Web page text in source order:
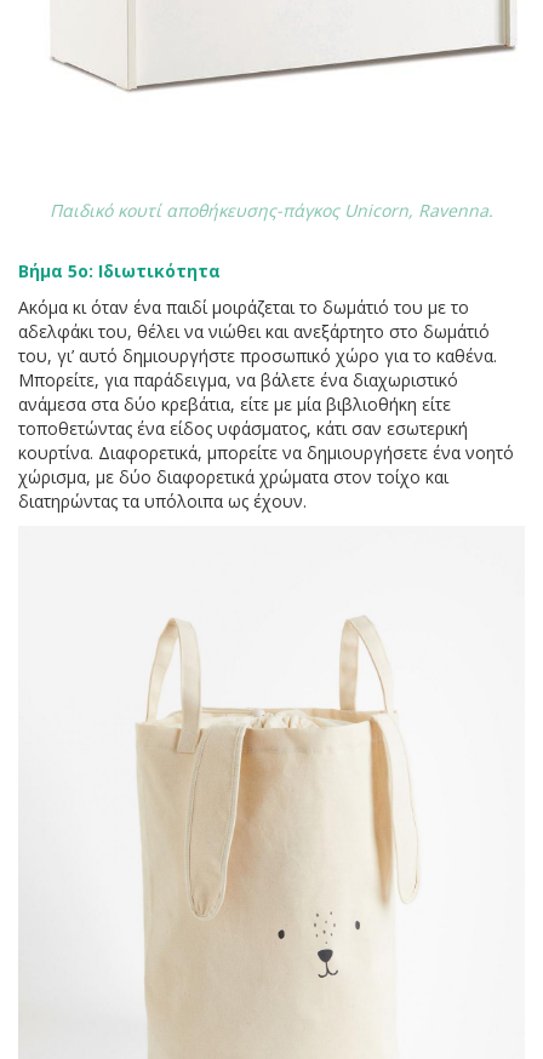
Παιδικό κουτί αποθήκευσης-πάγκος Unicorn, Ravenna.
Βήμα 5ο: Ιδιωτικότητα
Ακόμα κι όταν ένα παιδί μοιράζεται το δωμάτιό του με το
αδελφάκι του, θέλει να νιώθει και ανεξάρτητο στο δωμάτιό
του, γι’ αυτό δημιουργήστε προσωπικό χώρο για το καθένα.
Μπορείτε, για παράδειγμα, να βάλετε ένα διαχωριστικό
ανάμεσα στα δύο κρεβάτια, είτε με μία βιβλιοθήκη είτε
τοποθετώντας ένα είδος υφάσματος, κάτι σαν εσωτερική
κουρτίνα. Διαφορετικά, μπορείτε να δημιουργήσετε ένα νοητό
χώρισμα, με δύο διαφορετικά χρώματα στον τοίχο και
διατηρώντας τα υπόλοιπα ως έχουν.